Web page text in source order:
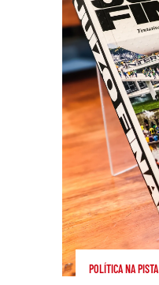
POLÍTICA NA PISTA